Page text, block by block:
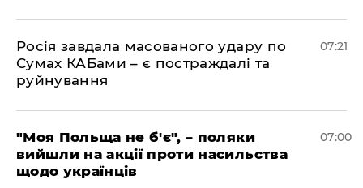
Росія завдала масованого удару по
Сумах КАБами – є постраждалі та
руйнування
07:21
"Моя Польща не б'є", – поляки
вийшли на акції проти насильства
щодо українців
07:00